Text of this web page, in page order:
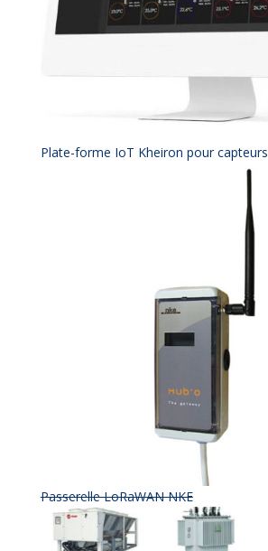
Plate-forme IoT Kheiron pour
Passerelle LoRaWAN NKE